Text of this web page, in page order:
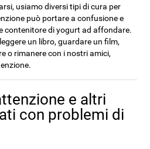
usiamo diversi tipi di cura per
può portare a confusione e
contenitore di yogurt ad affondare.
un libro, guardare un film,
o rimanere con i nostri amici,
e altri
con problemi di